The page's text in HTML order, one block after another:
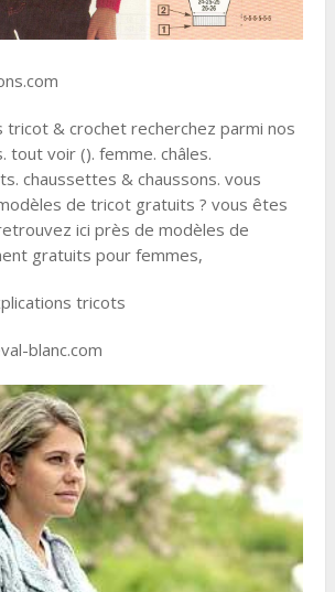
& crochet recherchez parmi nos
tout voir (). femme. châles.
chaussettes & chaussons. vous
de tricot gratuits ? vous êtes
ici près de modèles de
gratuits pour femmes,
blanc.com